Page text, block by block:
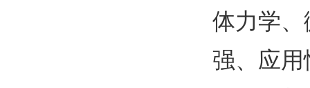
体力学
强、应